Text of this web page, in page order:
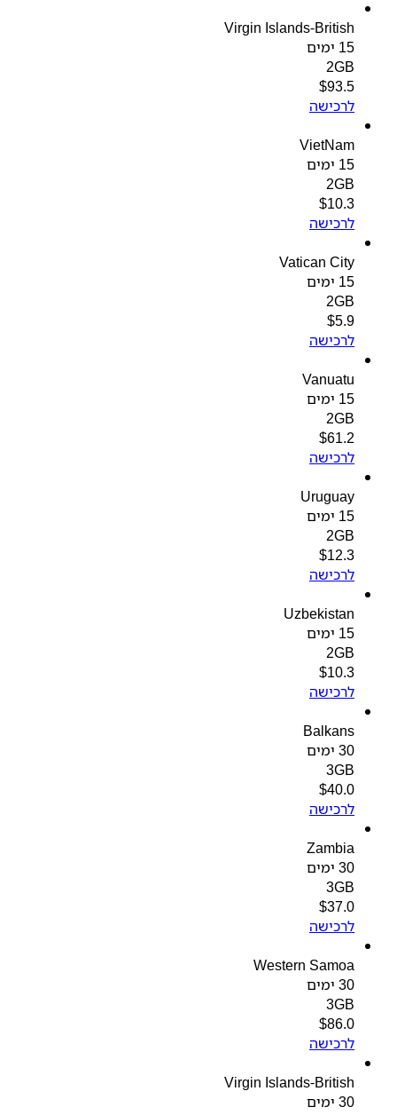
Virgin Islands-British
2GB
$93.5
לרכישה
VietNam
2GB
$10.3
לרכישה
Vatican City
2GB
$
לרכישה
Vanuatu
2GB
$61.2
לרכישה
Uruguay
2GB
$12.3
לרכישה
Uzbekistan
2GB
$10.3
לרכישה
Balkans
3GB
$40.0
לרכישה
Zambia
3GB
$37.0
לרכישה
Western Samoa
3GB
$86.0
לרכישה
Virgin Islands-British